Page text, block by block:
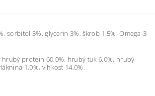
sorbitol 3%, glycerin 3%, škrob 1,5%, Omega-3
hrubý protein 60,0%, hrubý tuk 6,0%, hrubý
1,0%, vlhkost 14,0%.